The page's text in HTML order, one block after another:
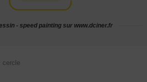
- speed painting sur www.dciner.fr
cercle